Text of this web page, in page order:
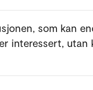
som kan
interessert, utan